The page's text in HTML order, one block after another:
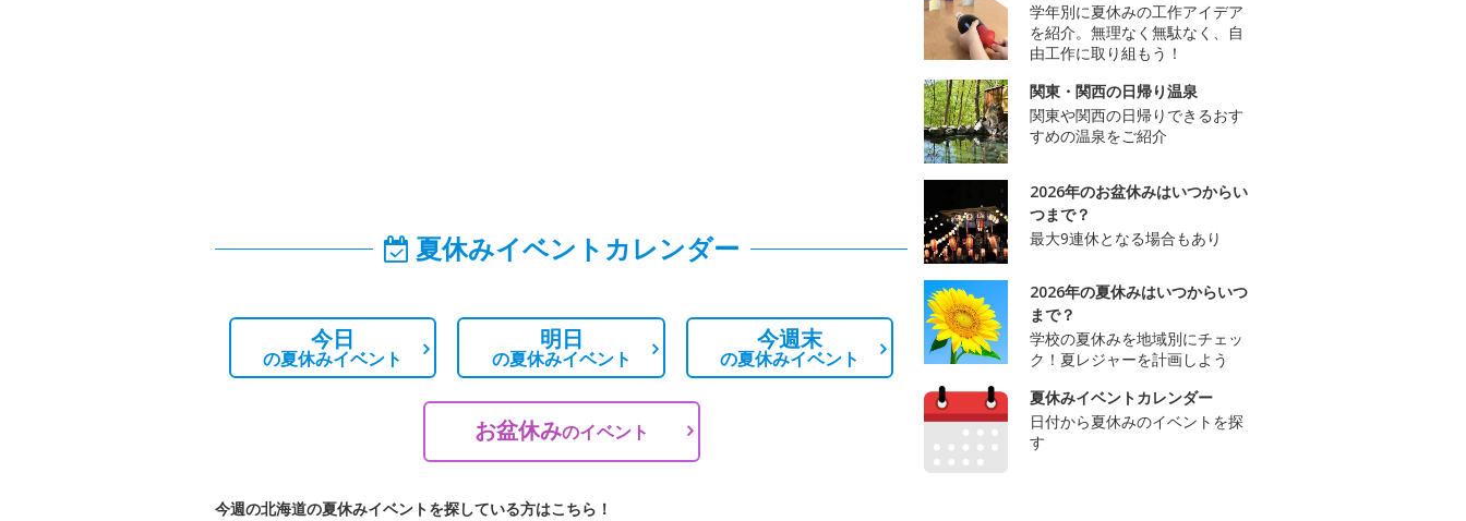
夏休みイベントカレンダー
今日
の夏休みイベント
明日
の夏休みイベント
今週末
の夏休みイベント
お盆休みのイベント
今週の北海道の夏休みイベントを探している方はこちら！
学年別に夏休みの工作アイデア
を紹介。無理なく無駄なく、自
由工作に取り組もう！
関東・関西の日帰り温泉
関東や関西の日帰りできるおす
すめの温泉をご紹介
2026年のお盆休みはいつからい
つまで？
最大9連休となる場合もあり
2026年の夏休みはいつからいつ
まで？
学校の夏休みを地域別にチェッ
ク！夏レジャーを計画しよう
夏休みイベントカレンダー
日付から夏休みのイベントを探
す